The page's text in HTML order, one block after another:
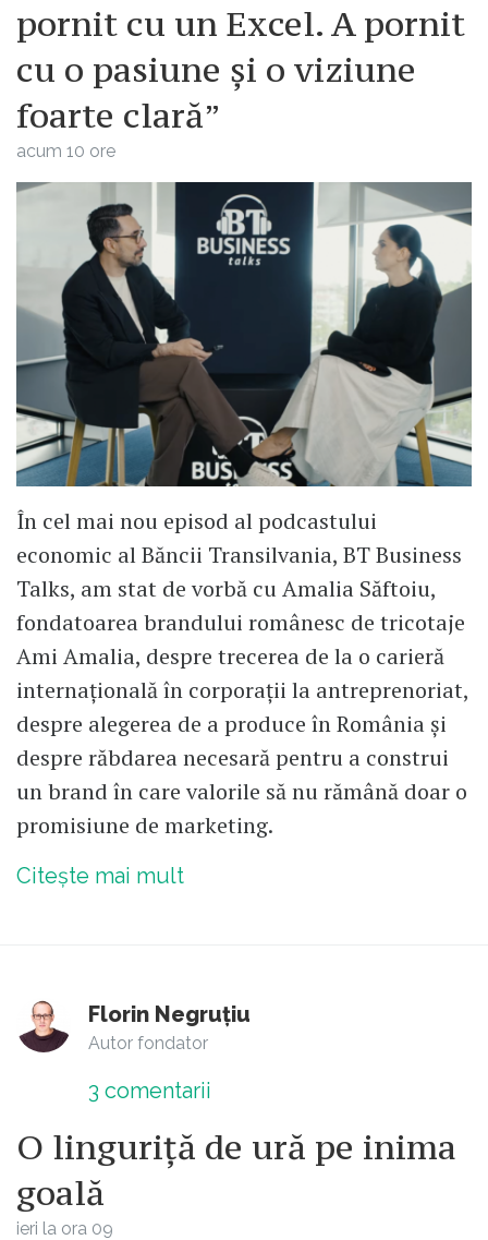
pornit cu un Excel. A pornit
cu o pasiune și o viziune
foarte clară”
acum 10 ore
În cel mai nou episod al podcastului
economic al Băncii Transilvania, BT Business
Talks, am stat de vorbă cu Amalia Săftoiu,
fondatoarea brandului românesc de tricotaje
Ami Amalia, despre trecerea de la o carieră
internațională în corporații la antreprenoriat,
despre alegerea de a produce în România și
despre răbdarea necesară pentru a construi
un brand în care valorile să nu rămână doar o
promisiune de marketing.
Citește mai mult
Florin Negruțiu
Autor fondator
3 comentarii
O linguriță de ură pe inima
goală
ieri la ora 09